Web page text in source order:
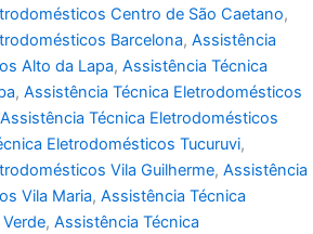
Centro de São Caetano,
Barcelona, Assistência
Alto da Lapa, Assistência Técnica
, Assistência Técnica Eletrodomésticos
Assistência Técnica Eletrodomésticos
Eletrodomésticos Tucuruvi,
Vila Guilherme, Assistência
Vila Maria, Assistência Técnica
, Assistência Técnica